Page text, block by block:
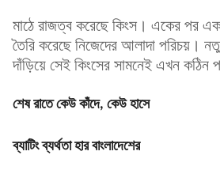
মাঠে রাজত্ব করেছে কিংস। একের পর
তৈরি করেছে নিজেদের আলাদা পরিচয়।
দাঁড়িয়ে সেই কিংসের সামনেই এখন কঠিন
শেষ রাতে কেউ কাঁদে, কেউ হাসে
ব্যাটিং ব্যর্থতা হার বাংলাদেশের